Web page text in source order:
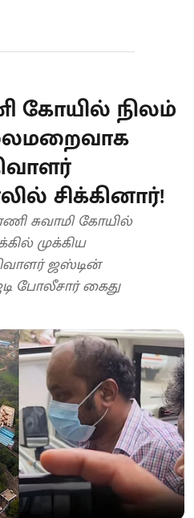
கோயில் நிலம்
சிக்கினார்!
சுவாமி கோயில்
முக்கிய
ஜஸ்டின்
போலீசார் கைது